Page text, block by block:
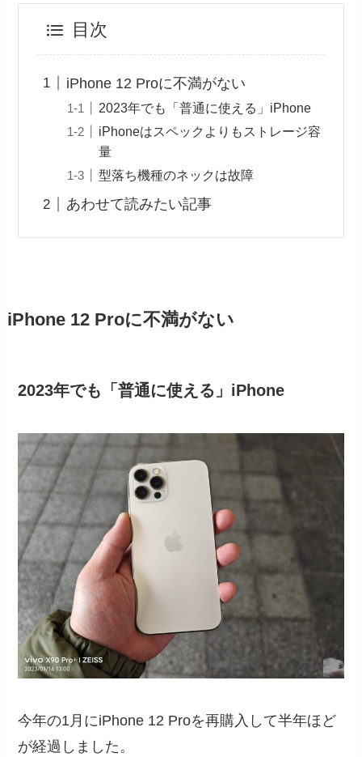
目次
iPhone 12 Proに不満がない
2023年でも「普通に使える」iPhone
iPhoneはスペックよりもストレージ容
量
型落ち機種のネックは故障
あわせて読みたい記事
iPhone 12 Proに不満がない
2023年でも「普通に使える」iPhone
今年の1月にiPhone 12 Proを再購入して半年ほど
が経過しました。